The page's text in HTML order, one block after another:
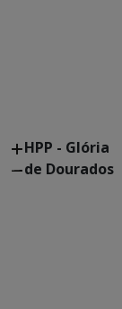
HPP - Glória
de Dourados